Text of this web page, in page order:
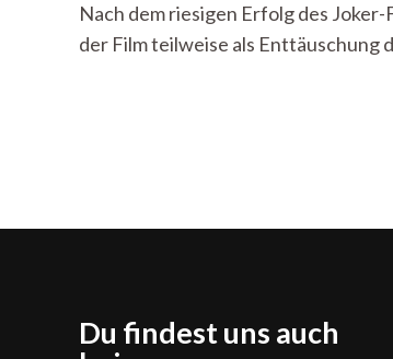
Nach dem riesigen Erfolg des
der Film teilweise als Enttäuschung
Du findest uns auch